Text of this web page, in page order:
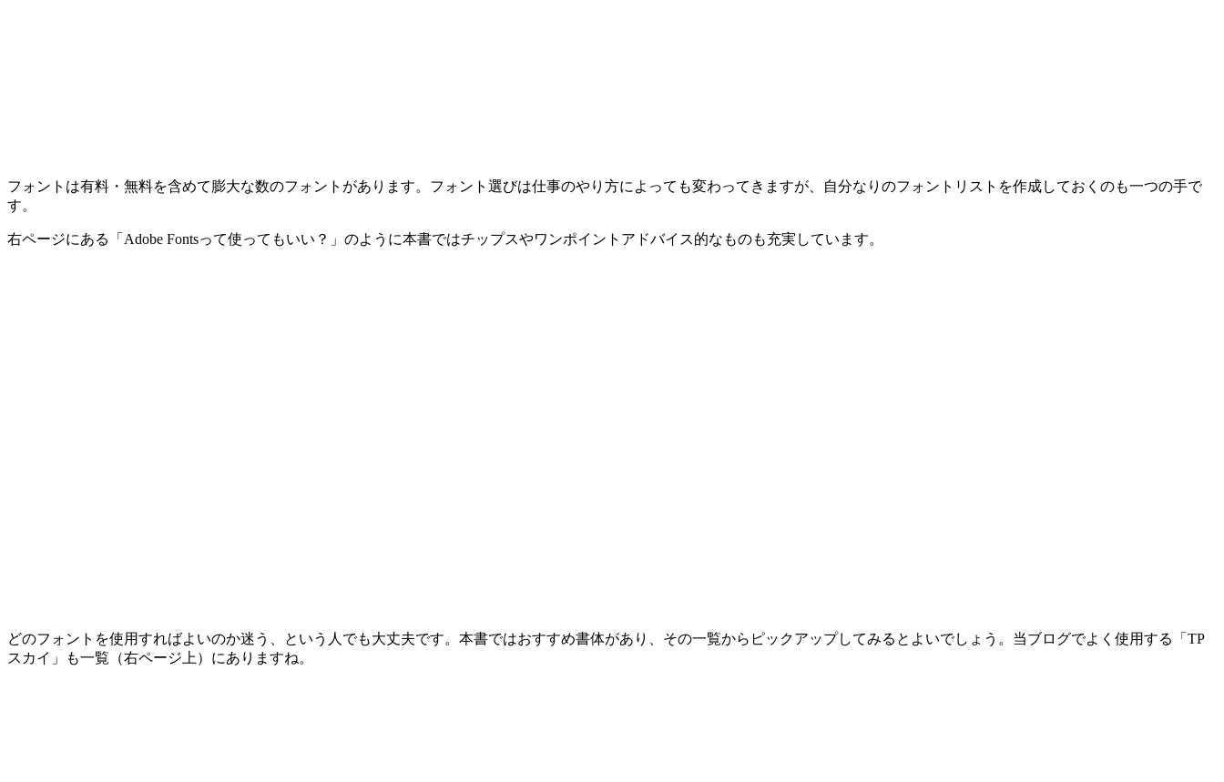
フォントは有料・無料を含めて膨大な数のフォントがあります。フォント選びは仕事のやり方によっても変わってきますが、自分なりのフォントリストを作成しておくのも一つの手で
す。
右ページにある「Adobe Fontsって使ってもいい？」のように本書ではチップスやワンポイントアドバイス的なものも充実しています。
どのフォントを使用すればよいのか迷う、という人でも大丈夫です。本書ではおすすめ書体があり、その一覧からピックアップしてみるとよいでしょう。当ブログでよく使用する「TP
スカイ」も一覧（右ページ上）にありますね。